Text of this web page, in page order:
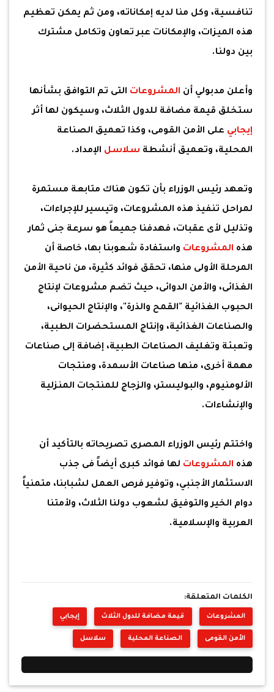
تنافسية، وكل منا لديه إمكاناته، ومن ثم يمكن تعظيم
هذه الميزات، والإمكانات عبر تعاون وتكامل مشترك
بين دولنا.
وأعلن مدبولي أن المشروعات التى تم التوافق بشأنها
ستخلق قيمة مضافة للدول الثلاث، وسيكون لها أثر
إيجابي على الأمن القومى، وكذا تعميق الصناعة
المحلية، وتعميق أنشطة سلاسل الإمداد.
وتعهد رئيس الوزراء بأن تكون هناك متابعة مستمرة
لمراحل تنفيذ هذه المشروعات، وتيسير للإجراءات،
وتذليل لأى عقبات، فهدفنا جميعاً هو سرعة جنى ثمار
هذه المشروعات واستفادة شعوبنا بها، خاصة أن
المرحلة الأولى منها، تحقق فوائد كثيرة، من ناحية الأمن
الغذائى، والأمن الدوائى، حيث تضم مشروعات لإنتاج
الحبوب الغذائية "القمح والذرة"، والإنتاج الحيوانى،
والصناعات الغذائية، وإنتاج المستحضرات الطبية،
وتعبئة وتغليف الصناعات الطبية، إضافة إلى صناعات
مهمة أخرى، منها صناعات الأسمدة، ومنتجات
الألومنيوم، والبوليستر، والزجاج للمنتجات المنزلية
والإنشاءات.
واختتم رئيس الوزراء المصرى تصريحاته بالتأكيد أن
هذه المشروعات لها فوائد كبرى أيضاً فى جذب
الاستثمار الأجنبي، وتوفير فرص العمل لشبابنا، متمنياً
دوام الخير والتوفيق لشعوب دولنا الثلاث، ولأمتنا
العربية والإسلامية.
الكلمات المتعلقة:
المشروعات قيمة مضافة للدول الثلاث إيجابي
الأمن القومى الصناعة المحلية سلاسل